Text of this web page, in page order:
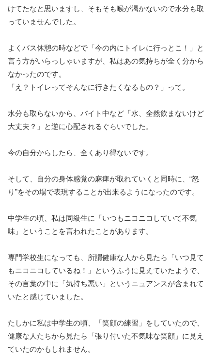
けてたなと思いますし、そもそも喉が渇かないので水分も取
っていませんでした。
よくバス休憩の時などで「今の内にトイレに行っとこ！」と
言う方がいらっしゃいますが、私はあの気持ちが全く分から
なかったのです。
「え？トイレってそんなに行きたくなるもの？」って。
水分も取らないから、バイト中など「水、全然飲まないけど
大丈夫？」と逆に心配されるぐらいでした。
今の自分からしたら、全くあり得ないです。
そして、自分の身体感覚の麻痺が取れていくと同時に、“怒
り”をその場で表現することが出来るようになったのです。
中学生の頃、私は同級生に「いつもニコニコしていて不気
味」ということを言われたことがあります。
専門学校生になっても、所謂健康な人から見たら「いつ見て
もニコニコしているね！」というふうに見えていたようで、
その言葉の中に「気持ち悪い」というニュアンスが含まれて
いたと感じていました。
たしかに私は中学生の頃、「笑顔の練習」をしていたので、
健康な人たちから見たら「張り付いた不気味な笑顔」に見え
ていたのかもしれません。